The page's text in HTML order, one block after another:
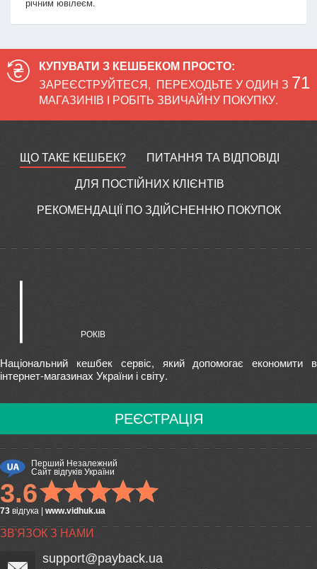
річним ювілеєм.
КУПУВАТИ З КЕШБЕКОМ ПРОСТО:
ЗАРЕЄСТРУЙТЕСЯ, ПЕРЕХОДЬТЕ У ОДИН З 71
МАГАЗИНІВ І РОБІТЬ ЗВИЧАЙНУ ПОКУПКУ.
ЩО ТАКЕ КЕШБЕК? ПИТАННЯ ТА ВІДПОВІДІ
ДЛЯ ПОСТІЙНИХ КЛІЄНТІВ
РЕКОМЕНДАЦІЇ ПО ЗДІЙСНЕННЮ ПОКУПОК
Національний кешбек сервіс, який допомогає економити в
інтернет-магазинах України і світу.
РЕЄСТРАЦІЯ
Перший Незалежний
Сайт відгуків України
3.6
73 відгука www.vidhuk.ua
ЗВ'ЯЗОК З НАМИ
support@payback.ua